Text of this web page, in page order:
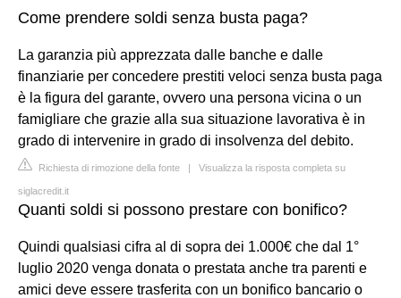
Come prendere soldi senza busta paga?
La garanzia più apprezzata dalle banche e dalle
finanziarie per concedere prestiti veloci senza busta paga
è la figura del garante, ovvero una persona vicina o un
famigliare che grazie alla sua situazione lavorativa è in
grado di intervenire in grado di insolvenza del debito.
Richiesta di rimozione della fonte | Visualizza la risposta completa su
siglacredit.it
Quanti soldi si possono prestare con bonifico?
Quindi qualsiasi cifra al di sopra dei 1.000€ che dal 1°
luglio 2020 venga donata o prestata anche tra parenti e
amici deve essere trasferita con un bonifico bancario o